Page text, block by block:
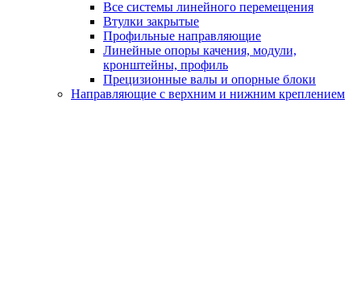
Все системы линейного перемещения
Втулки закрытые
Профильные направляющие
Линейные опоры качения, модули,
кронштейны, профиль
Прецизионные валы и опорные блоки
Направляющие с верхним и нижним креплением